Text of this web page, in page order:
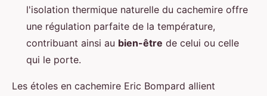
l'isolation thermique naturelle du cachemire offre
une régulation parfaite de la température,
contribuant ainsi au bien-être de celui ou celle
qui le porte.
Les étoles en cachemire Eric Bompard allient